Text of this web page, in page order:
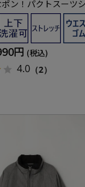
ン！パクトスーツ
ブルセットアップ
円 (税込)
4.0 （2）